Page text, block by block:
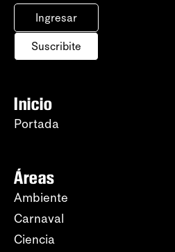
Ingresar
Suscribite
Inicio
Portada
Áreas
Ambiente
Carnaval
Ciencia